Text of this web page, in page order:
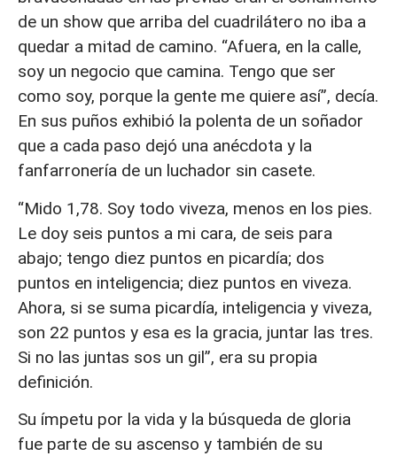
de un show que arriba del cuadrilátero no iba a
quedar a mitad de camino. “Afuera, en la calle,
soy un negocio que camina. Tengo que ser
como soy, porque la gente me quiere así”, decía.
En sus puños exhibió la polenta de un soñador
que a cada paso dejó una anécdota y la
fanfarronería de un luchador sin casete.
“Mido 1,78. Soy todo viveza, menos en los pies.
Le doy seis puntos a mi cara, de seis para
abajo; tengo diez puntos en picardía; dos
puntos en inteligencia; diez puntos en viveza.
Ahora, si se suma picardía, inteligencia y viveza,
son 22 puntos y esa es la gracia, juntar las tres.
Si no las juntas sos un gil”, era su propia
definición.
Su ímpetu por la vida y la búsqueda de gloria
fue parte de su ascenso y también de su